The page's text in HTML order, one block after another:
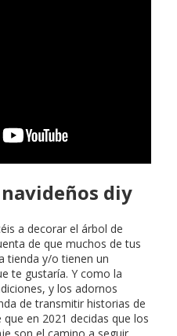
diy
a decorar el árbol de
de que muchos de tus
tienda y/o tienen un
te gustaría. Y como la
y los adornos
de transmitir historias de
en 2021 decidas que los